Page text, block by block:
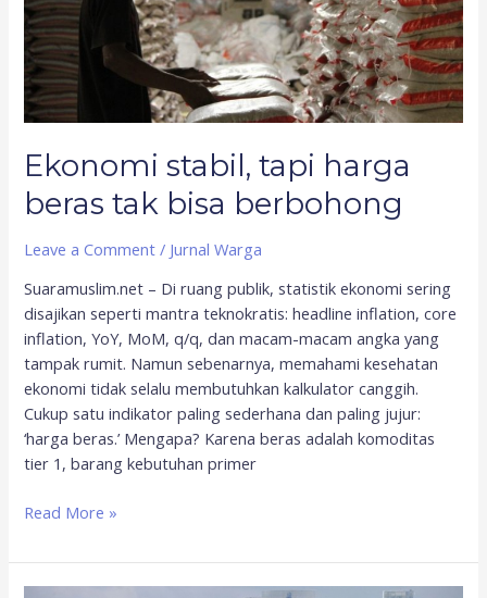
Ekonomi stabil, tapi harga
beras tak bisa berbohong
Leave a Comment / Jurnal Warga
Suaramuslim.net – Di ruang publik, statistik ekonomi sering
disajikan seperti mantra teknokratis: headline inflation, core
inflation, YoY, MoM, q/q, dan macam-macam angka yang
tampak rumit. Namun sebenarnya, memahami kesehatan
ekonomi tidak selalu membutuhkan kalkulator canggih.
Cukup satu indikator paling sederhana dan paling jujur:
‘harga beras.’ Mengapa? Karena beras adalah komoditas
tier 1, barang kebutuhan primer
tak
bisa
berbohong
Read More »